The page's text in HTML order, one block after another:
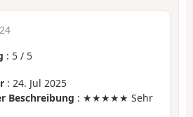
: 5 / 5
: 24. Jul 2025
Beschreibung : ★★★★★ Sehr